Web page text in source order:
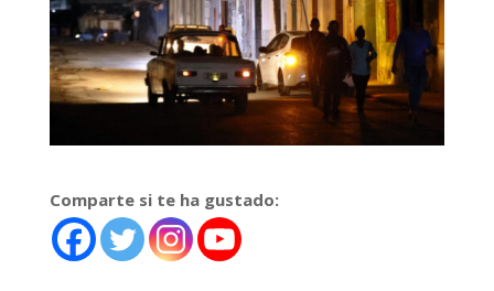
Comparte si te ha gustado: